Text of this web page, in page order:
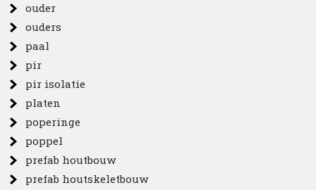
ouder
ouders
paal
pir
pir isolatie
platen
poperinge
poppel
prefab houtbouw
prefab houtskeletbouw